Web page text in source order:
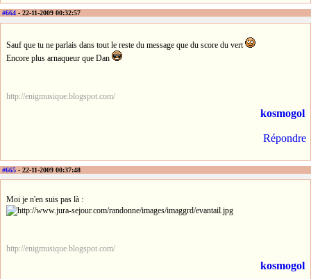
#664 - 22-11-2009 00:32:57
Sauf que tu ne parlais dans tout le reste du message que du score du vert
Encore plus arnaqueur que Dan
http://enigmusique.blogspot.com/
kosmogol
Répondre
#665 - 22-11-2009 00:37:48
Moi je n'en suis pas là :
http://enigmusique.blogspot.com/
kosmogol